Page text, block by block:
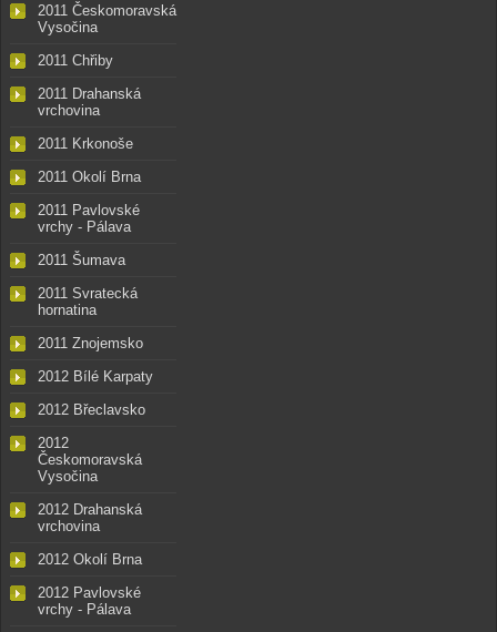
2011 Českomoravská
Vysočina
2011 Chřiby
2011 Drahanská
vrchovina
2011 Krkonoše
2011 Okolí Brna
2011 Pavlovské
vrchy - Pálava
2011 Šumava
2011 Svratecká
hornatina
2011 Znojemsko
2012 Bílé Karpaty
2012 Břeclavsko
2012
Českomoravská
Vysočina
2012 Drahanská
vrchovina
2012 Okolí Brna
2012 Pavlovské
vrchy - Pálava